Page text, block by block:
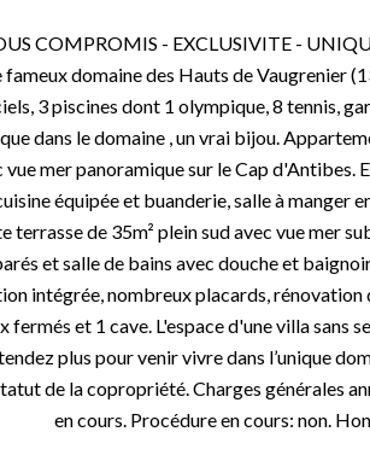
COMPROMIS - EXCLUSIVITE -
fameux domaine des Hauts de Vaugrenier
3 piscines dont 1 olympique, 8 tennis,
dans le domaine , un vrai bijou.
vue mer panoramique sur le Cap
équipée et buanderie, salle à manger
terrasse de 35m² plein sud avec vue mer
et salle de bains avec douche et
intégrée, nombreux placards,
fermés et 1 cave. L'espace d'une villa sans
plus pour venir vivre dans l’unique
de la copropriété. Charges générales
en cours. Procédure en cours: non.